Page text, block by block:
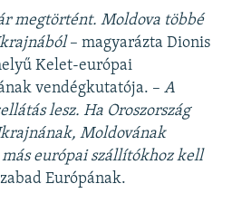
megtörtént. Moldova többé
– magyarázta Dionis
Kelet-európai
vendégkutatója. – A
lesz. Ha Oroszország
Moldovának
más európai szállítókhoz kell
Európának.